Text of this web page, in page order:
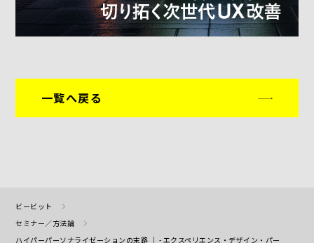
一覧へ戻る
ビービット
セミナー／方法論
ハイパーパーソナライゼーションの末路 ｜ - エクスペリエンス・デザイン・パー